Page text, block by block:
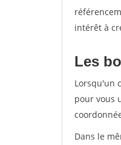
intérêt à
Les
Lorsqu'un
pour vous
Dans le